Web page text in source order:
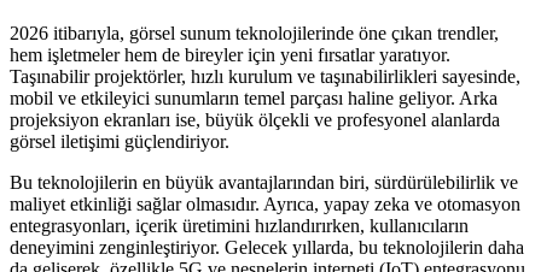
2026 itibarıyla, görsel sunum teknolojilerinde öne çıkan trendler,
hem işletmeler hem de bireyler için yeni fırsatlar yaratıyor.
Taşınabilir projektörler, hızlı kurulum ve taşınabilirlikleri sayesinde,
mobil ve etkileyici sunumların temel parçası haline geliyor. Arka
projeksiyon ekranları ise, büyük ölçekli ve profesyonel alanlarda
görsel iletişimi güçlendiriyor.
Bu teknolojilerin en büyük avantajlarından biri, sürdürülebilirlik ve
maliyet etkinliği sağlar olmasıdır. Ayrıca, yapay zeka ve otomasyon
entegrasyonları, içerik üretimini hızlandırırken, kullanıcıların
deneyimini zenginleştiriyor. Gelecek yıllarda, bu teknolojilerin daha